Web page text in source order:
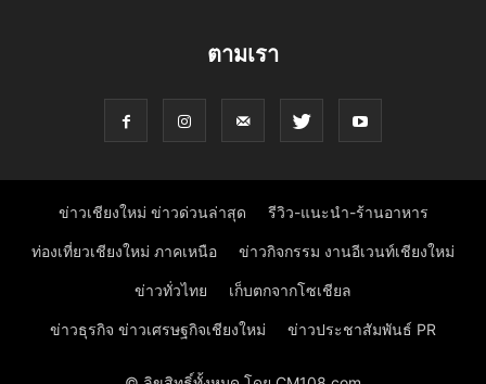
ตามเรา
ข่าวเชียงใหม่ ข่าวด่วนล่าสุด รีวิว-แนะนำ-ร้านอาหาร
ท่องเที่ยวเชียงใหม่ ภาคเหนือ ข่าวกิจกรรม งานอีเวนท์เชียงใหม่
ข่าวทั่วไทย เก็บตกจากโซเชียล
ข่าวธุรกิจ ข่าวเศรษฐกิจเชียงใหม่ ข่าวประชาสัมพันธ์ PR